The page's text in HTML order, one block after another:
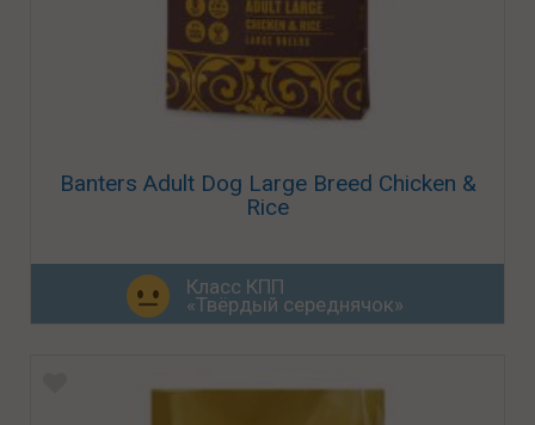
Banters Adult Dog Large Breed Chicken &
Rice
Класс КПП
«Твёрдый середнячок»